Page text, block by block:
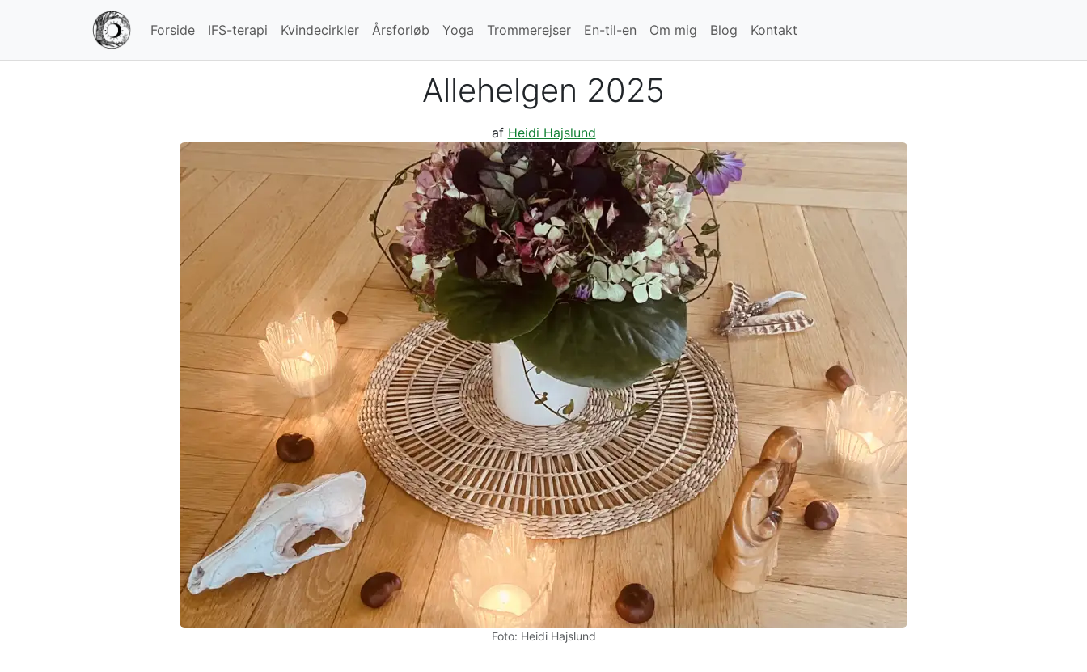
Forside IFS-terapi Kvindecirkler Årsforløb Yoga Trommerejser En-til-en Om mig Blog Kontakt
Allehelgen 2025
af Heidi Hajslund
Foto: Heidi Hajslund